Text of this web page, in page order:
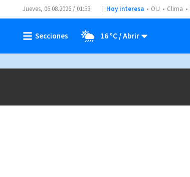
Jueves, 06.08.2026 / 01:53 Hoy interesa OIJ Clima
16 ºC